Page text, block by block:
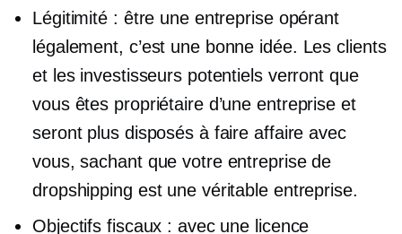
Légitimité : être une entreprise opérant
légalement, c’est une bonne idée. Les clients
et les investisseurs potentiels verront que
vous êtes propriétaire d’une entreprise et
seront plus disposés à faire affaire avec
vous, sachant que votre entreprise de
dropshipping est une véritable entreprise.
Objectifs fiscaux : avec une licence